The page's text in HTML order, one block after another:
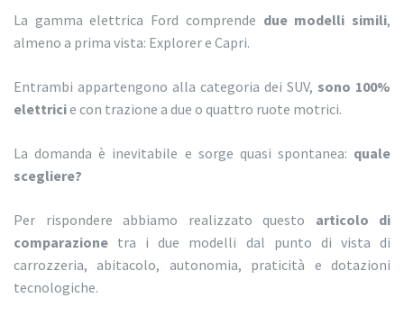
La gamma elettrica Ford comprende due modelli simili,
almeno a prima vista: Explorer e Capri.
Entrambi appartengono alla categoria dei SUV, sono 100%
elettricie con trazione a due o quattro ruote motrici.
La domanda è inevitabile e sorge quasi spontanea: quale
scegliere?
Per rispondere abbiamo realizzato questo articolo di
comparazione tra i due modelli dal punto di vista di
carrozzeria, abitacolo, autonomia, praticità e dotazioni
tecnologiche.